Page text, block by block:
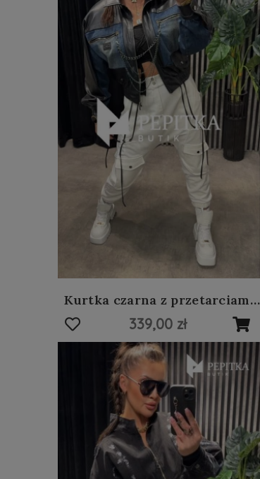
Kurtka czarna z przetarciami
#40
339,00 zł